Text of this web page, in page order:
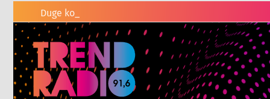
Duge kolone vozila na graničnim prela